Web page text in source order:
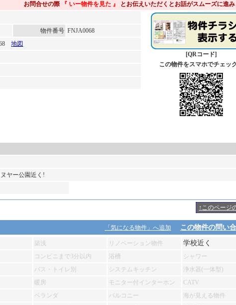
お問合せの際 『 いー物件を見た 』 とお伝えいただくとお話がスムーズに進み
物件番号 FNJA0068
地図
[QRコード]
この物件をスマホでチェッ
ヤー公園近く!
↑このページ
「気になる物件」へ追加 この物件の問い
築浅 リノベーション物件 学校近く
コンビニまで3分以内 浴槽
シャワー
バス・トイレ別 システムキッチン
浄水器(一体型)
暖房 モニター付インターホン
CATV
ベランダ バルコニー
海が見える物件